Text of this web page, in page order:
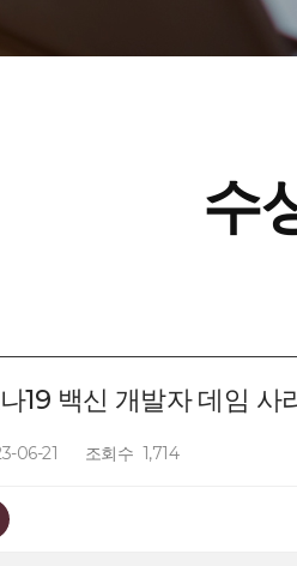
수
19 백신 개발자 데임
06-21 조회수 1,714